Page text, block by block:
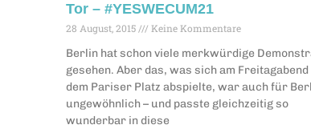
Tor – #YESWECUM21
28 August, 2015 Keine Kommentare
Berlin hat schon viele merkwürdige
gesehen. Aber das, was sich am
dem Pariser Platz abspielte, war auch für
ungewöhnlich – und passte gleichzeitig so
wunderbar in diese